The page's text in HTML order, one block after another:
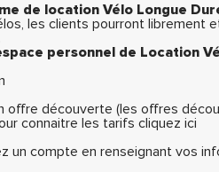
de location Vélo Longue
les clients pourront librement
personnel de Location
offre découverte (les offres
connaitre les tarifs cliquez ici
un compte en renseignant vos